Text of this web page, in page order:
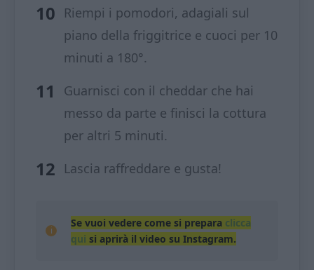
Riempi i pomodori, adagiali sul
piano della friggitrice e cuoci per 10
minuti a 180°.
Guarnisci con il cheddar che hai
messo da parte e finisci la cottura
per altri 5 minuti.
Lascia raffreddare e gusta!
Se vuoi vedere come si prepara clicca
qui si aprirà il video su Instagram.